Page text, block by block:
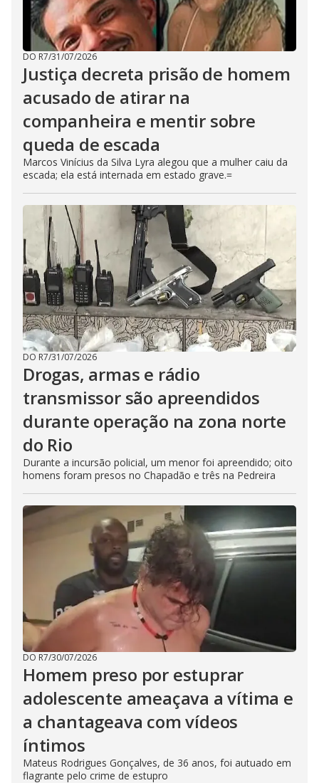
DO R7/31/07/2026
Justiça decreta prisão de homem
acusado de atirar na
companheira e mentir sobre
queda de escada
Marcos Vinícius da Silva Lyra alegou que a mulher caiu da
escada; ela está internada em estado grave.=
DO R7/31/07/2026
Drogas, armas e rádio
transmissor são apreendidos
durante operação na zona norte
do Rio
Durante a incursão policial, um menor foi apreendido; oito
homens foram presos no Chapadão e três na Pedreira
DO R7/30/07/2026
Homem preso por estuprar
adolescente ameaçava a vítima e
a chantageava com vídeos
íntimos
Mateus Rodrigues Gonçalves, de 36 anos, foi autuado em
flagrante pelo crime de estupro